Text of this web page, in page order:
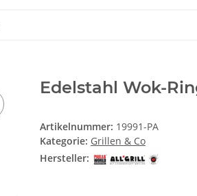
Edelstahl Wok-
Artikelnummer: 19991-PA
Kategorie: Grillen & Co
Hersteller: